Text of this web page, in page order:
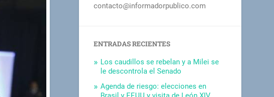
contacto@informadorpublico.com
ENTRADAS RECIENTES
Los caudillos se rebelan y a Milei se
le descontrola el Senado
Agenda de riesgo: elecciones en